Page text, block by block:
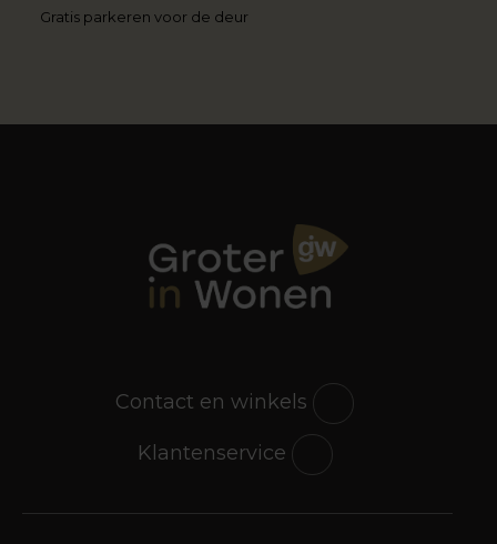
Gratis parkeren voor de deur
Contact en winkels
Klantenservice